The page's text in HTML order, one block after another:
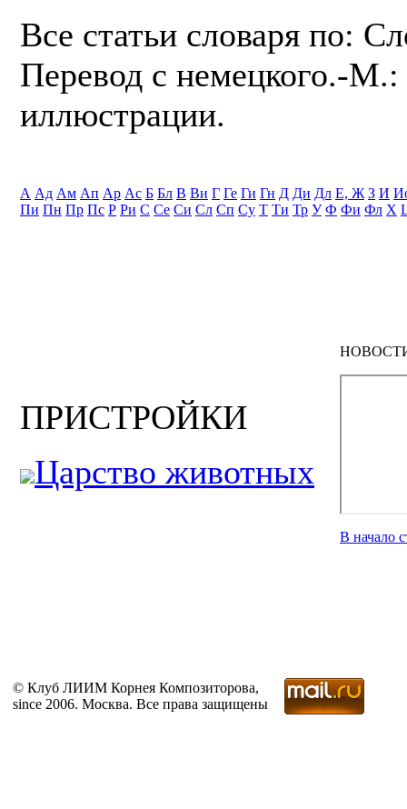
Все статьи словаря по:
Перевод с немецкого.-
иллюстрации.
А Ад Ам Ап Ар Ас Б Бл В Ви Г Ге Ги Гн Д Ди Дл Е, Ж З И
Пи Пн Пр Пс Р Ри С Се Си Сл Сп Су Т Ти Тр У Ф Фи Фл Х
ПРИСТРОЙКИ
Царство животных
В начало
© Клуб ЛИИМ Корнея Композиторова,
since 2006. Москва. Все права защищены